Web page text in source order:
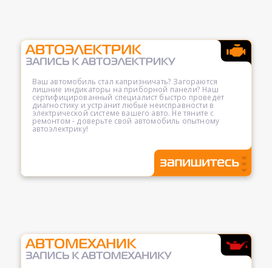
Ваш автомобиль стал капризничать? Загораются
лишние индикаторы на приборной панели? Наш
сертифицированный специалист быстро проведет
диагностику и устранит любые неисправности в
электрической системе вашего авто. Не тяните с
ремонтом - доверьте свой автомобиль опытному
автоэлектрику!